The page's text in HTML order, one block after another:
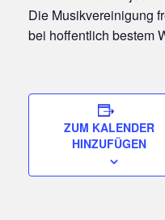
Die Musikvereinigung
bei hoffentlich bestem
ZUM KALENDER
HINZUFÜGEN